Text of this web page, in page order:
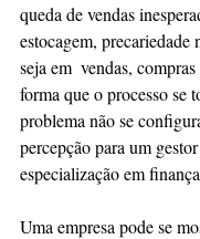
queda de vendas
estocagem, precariedade
seja em  vendas,
forma que o processo se
problema não se
percepção para um
especialização em
Uma empresa pode se